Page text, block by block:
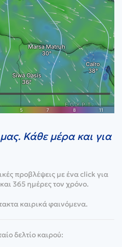
Κάθε μέρα και για
προβλέψεις με ένα click για
365 ημέρες τον χρόνο.
καιρικά φαινόμενα.
δελτίο καιρού: